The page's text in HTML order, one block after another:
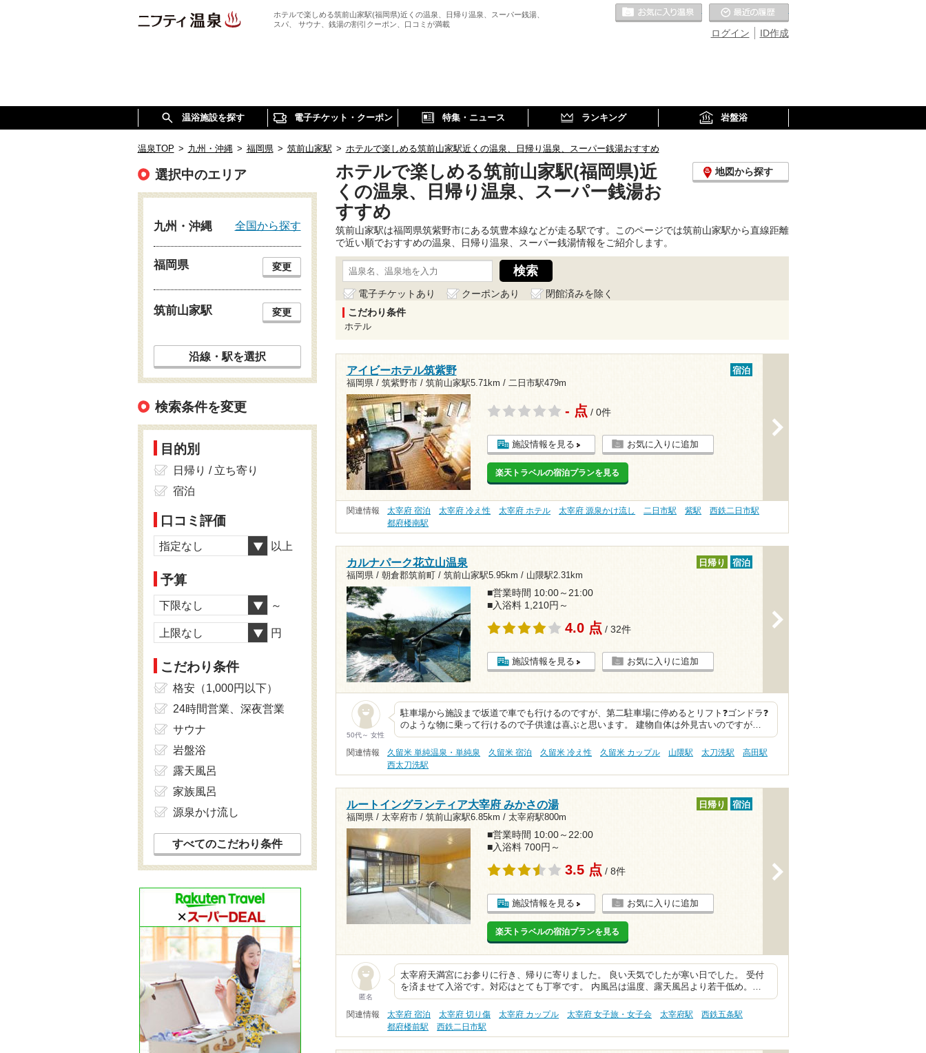
ホテルで楽しめる筑前山家駅(福岡県)近くの温泉、日帰り温泉、スーパー銭湯、
スパ、 サウナ、銭湯の割引クーポン、口コミが満載
ID作成
ログイン
お気に入りの温泉
温浴施設を探す 電子チケット・クーポン 特集・ニュース ランキング 岩盤浴
温泉TOP > 九州・沖縄 > 福岡県 > 筑前山家駅 > ホテルで楽しめる筑前山家駅近くの温泉、日帰り温泉、スーパー銭湯おすすめ
ホテルで楽しめる筑前山家駅(福岡県)近
くの温泉、日帰り温泉、スーパー銭湯お
すすめ
地図から探す
筑前山家駅は福岡県筑紫野市にある筑豊本線などが走る駅です。このページでは筑前山家駅から直線距離
で近い順でおすすめの温泉、日帰り温泉、スーパー銭湯情報をご紹介します。
電子チケットあり クーポンあり
閉館済みを除く
こだわり条件
ホテル
アイビーホテル筑紫野
福岡県 / 筑紫野市 / 筑前山家駅5.71km / 二日市駅479m
宿泊
- 点 / 0件
施設情報を見る お気に入りに追加
楽天トラベルの宿泊プランを見る
関連情報 太宰府 宿泊 太宰府 冷え性 太宰府 ホテル 太宰府 源泉かけ流し 二日市駅 紫駅
西鉄二日市駅
都府楼南駅
カルナパーク花立山温泉
福岡県 / 朝倉郡筑前町 / 筑前山家駅5.95km / 山隈駅2.31km
日帰り 宿泊
■営業時間 10:00～21:00
■入浴料 1,210円～
4.0 点 / 32件
施設情報を見る お気に入りに追加
50代～ 女性
駐車場から施設まで坂道で車でも行けるのですが、第二駐車場に停めるとリフト❓ゴンドラ❓
のような物に乗って行けるので子供達は喜ぶと思います。 建物自体は外見古いのですが…
関連情報 久留米 単純温泉・単純泉 久留米 宿泊 久留米 冷え性 久留米 カップル 山隈駅 太刀洗駅
高田駅
西太刀洗駅
ルートイングランティア大宰府 みかさの湯
福岡県 / 太宰府市 / 筑前山家駅6.85km / 太宰府駅800m
日帰り 宿泊
■営業時間 10:00～22:00
■入浴料 700円～
3.5 点 / 8件
施設情報を見る お気に入りに追加
楽天トラベルの宿泊プランを見る
匿名
太宰府天満宮にお参りに行き、帰りに寄りました。 良い天気でしたが寒い日でした。 受付
を済ませて入浴です。対応はとても丁寧です。 内風呂は温度、露天風呂より若干低め。…
関連情報 太宰府 宿泊 太宰府 切り傷 太宰府 カップル 太宰府 女子旅・女子会 太宰府駅
西鉄五条駅
都府楼前駅
西鉄二日市駅
選択中のエリア
九州・沖縄 全国から探す
福岡県 変更
筑前山家駅 変更
沿線・駅を選択
検索条件を変更
目的別
日帰り / 立ち寄り
宿泊
口コミ評価
指定なし 以上
予算
下限なし ～
上限なし 円
こだわり条件
格安（1,000円以下）
24時間営業、深夜営業
サウナ
岩盤浴
露天風呂
家族風呂
源泉かけ流し
すべてのこだわり条件